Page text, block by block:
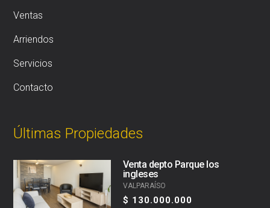
Ventas
Arriendos
Servicios
Contacto
Últimas Propiedades
Venta depto Parque los
ingleses
VALPARAÍSO
$ 130.000.000